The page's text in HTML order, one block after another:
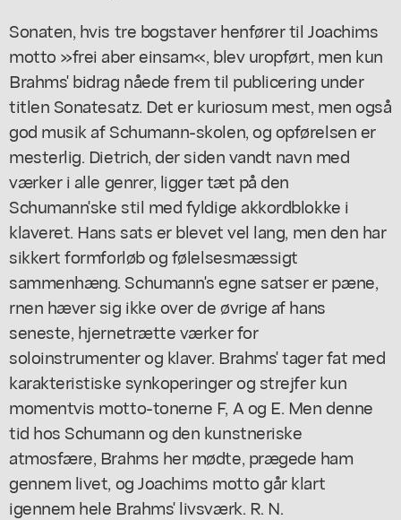
Sonaten, hvis tre bogstaver henfører til Joachims
motto »frei aber einsam«, blev uropført, men kun
Brahms' bidrag nåede frem til publicering under
titlen Sonatesatz. Det er kuriosum mest, men også
god musik af Schumann-skolen, og opførelsen er
mesterlig. Dietrich, der siden vandt navn med
værker i alle genrer, ligger tæt på den
Schumann'ske stil med fyldige akkordblokke i
klaveret. Hans sats er blevet vel lang, men den har
sikkert formforløb og følelsesmæssigt
sammenhæng. Schumann's egne satser er pæne,
rnen hæver sig ikke over de øvrige af hans
seneste, hjernetrætte værker for
soloinstrumenter og klaver. Brahms' tager fat med
karakteristiske synkoperinger og strejfer kun
momentvis motto-tonerne F, A og E. Men denne
tid hos Schumann og den kunstneriske
atmosfære, Brahms her mødte, prægede ham
gennem livet, og Joachims motto går klart
igennem hele Brahms' livsværk. R. N.